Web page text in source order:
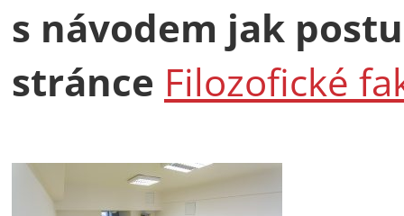
s návodem jak
stránce Filozofické